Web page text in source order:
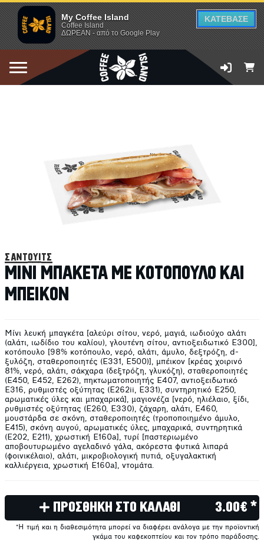
My Coffee Island
Coffee Island
ΔΩΡΕΑΝ - από το Google Play
ΚΑΤΕΒΑΣΕ
σάντουιτς
ΜΙΝΙ ΜΠΑΚΕΤΑ ΜΕ ΚΟΤΟΠΟΥΛΟ ΚΑΙ
ΜΠΕΙΚΟΝ
Μίνι λευκή μπαγκέτα [αλεύρι σίτου, νερό, μαγιά, ιωδιούχο αλάτι
(αλάτι, ιωδίδιο του καλίου), γλουτένη σίτου, αντιοξειδωτικό E300],
κοτόπουλο [98% κοτόπουλο, νερό, αλάτι, άμυλο, δεξτρόζη, d-
ξυλόζη, σταθεροποιητές (E331, E500)], μπέικον [κρέας χοιρινό
81%, νερό, αλάτι, σάκχαρα (δεξτρόζη, γλυκόζη), σταθεροποιητές
(E450, E452, E262), πηκτωματοποιητής E407, αντιοξειδωτικό
E316, ρυθμιστές οξύτητας (E262ii, E331), συντηρητικό E250,
αρωματικές ύλες και μπαχαρικά], μαγιονέζα [νερό, ηλιέλαιο, ξίδι,
ρυθμιστές οξύτητας (E260, E330), ζάχαρη, αλάτι, E460,
μουστάρδα σε σκόνη, σταθεροποιητές (τροποποιημένο άμυλο,
E415), σκόνη αυγού, αρωματικές ύλες, μπαχαρικά, συντηρητικά
(E202, E211), χρωστική E160a], τυρί [παστεριωμένο
αποβουτυρωμένο αγελαδινό γάλα, ακόρεστα φυτικά λιπαρά
(φοινικέλαιο), αλάτι, μικροβιολογική πυτιά, οξυγαλακτική
καλλιέργεια, χρωστική E160a], ντομάτα.
ΠΡΟΣΘΗΚΗ ΣΤΟ ΚΑΛΑΘΙ 3.00€ *
*Η τιμή και η διαθεσιμότητα μπορεί να διαφέρει ανάλογα με την προϊοντική
γκάμα του καφεκοπτείου και τον τρόπο παράδοσης.